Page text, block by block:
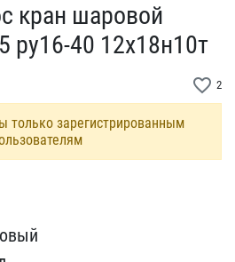
кран шаро​вой
ру16-4​0 12х18н10т
favorite_border 2
только зарегистрированным